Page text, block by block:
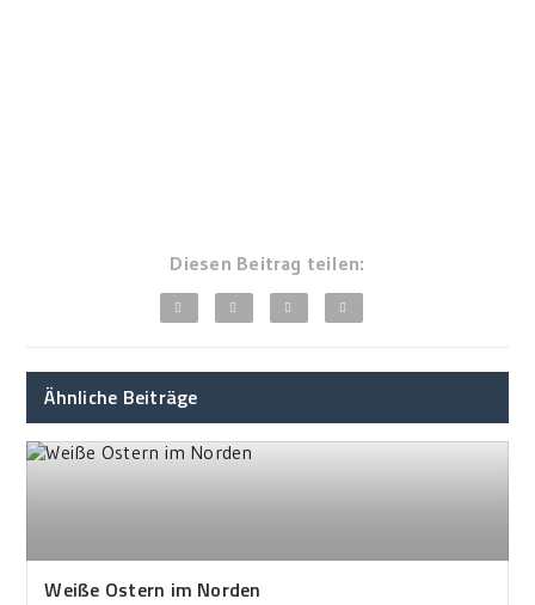
Diesen Beitrag teilen:
Ähnliche Beiträge
Weiße Ostern im Norden